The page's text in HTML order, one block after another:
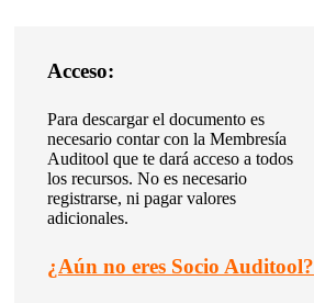
Acceso:
Para descargar el documento es
necesario contar con la Membresía
Auditool que te dará acceso a todos
los recursos. No es necesario
registrarse, ni pagar valores
adicionales.
¿Aún no eres Socio Auditool?